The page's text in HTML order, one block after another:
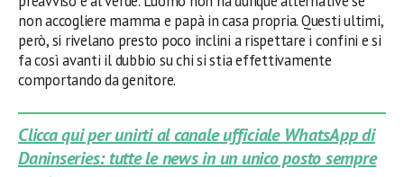
non accogliere mamma e papà in casa propria. Questi ultimi,
però, si rivelano presto poco inclini a rispettare i confini e si
fa così avanti il dubbio su chi si stia effettivamente
comportando da genitore.
Clicca qui per unirti al canale ufficiale WhatsApp di
Daninseries: tutte le news in un unico posto sempre